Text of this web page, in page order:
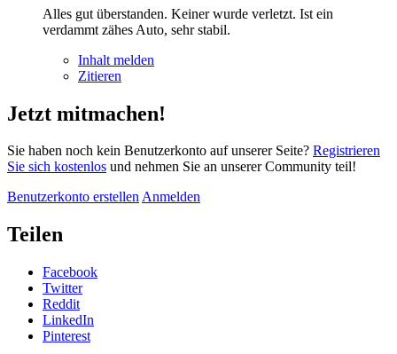
Alles gut überstanden. Keiner wurde verletzt. Ist ein
verdammt zähes Auto, sehr stabil.
Inhalt melden
Zitieren
Jetzt mitmachen!
Sie haben noch kein Benutzerkonto auf unserer Seite? Registrieren
Sie sich kostenlos und nehmen Sie an unserer Community teil!
Benutzerkonto erstellenAnmelden
Teilen
Facebook
Twitter
Reddit
LinkedIn
Pinterest